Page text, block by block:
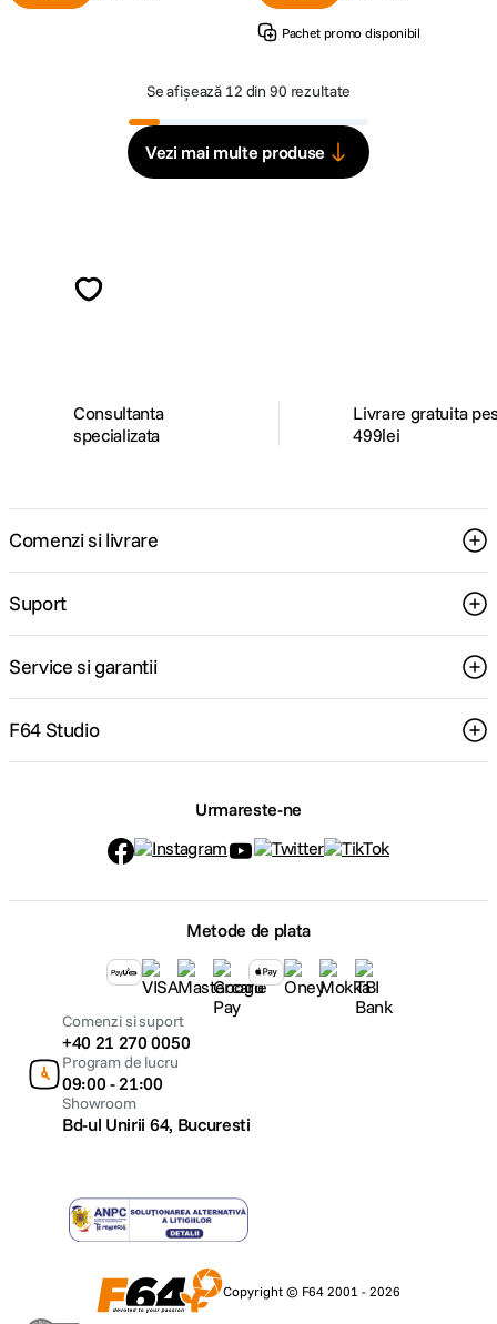
Pachet promo disponibil
Se afișează 12 din 90 rezultate
Vezi mai multe produse
Consultanta
specializata
Livrare gratuita
499lei
Comenzi si livrare
Suport
Service si garantii
F64 Studio
Urmareste-ne
Metode de plata
Comenzi si suport
+40 21 270 0050
Program de lucru
09:00 - 21:00
Showroom
Bd-ul Unirii 64, Bucuresti
Copyright © F64 2001 - 2026